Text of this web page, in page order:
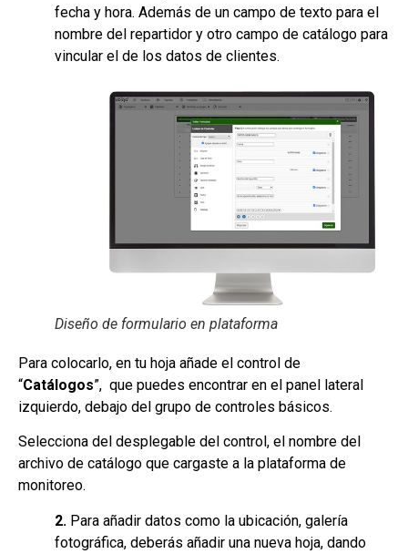
fecha y hora. Además de un campo de texto para el
nombre del repartidor y otro campo de catálogo para
vincular el de los datos de clientes.
Diseño de formulario en plataforma
Para colocarlo, en tu hoja añade el control de
“Catálogos”, que puedes encontrar en el panel lateral
izquierdo, debajo del grupo de controles básicos.
Selecciona del desplegable del control, el nombre del
archivo de catálogo que cargaste a la plataforma de
monitoreo.
2. Para añadir datos como la ubicación, galería
fotográfica, deberás añadir una nueva hoja, dando